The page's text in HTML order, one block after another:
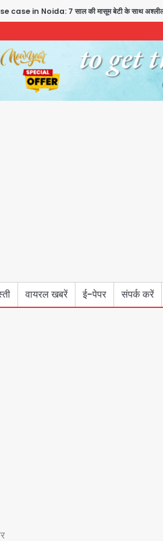
7 साल की मासूम बेटी के साथ अश्लील हरकत करने
वायरल खबरें ई-पेपर संपर्क करें